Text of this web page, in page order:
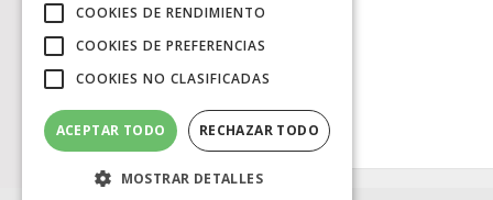
COOKIES DE RENDIMIENTO
COOKIES DE PREFERENCIAS
COOKIES NO CLASIFICADAS
ACEPTAR TODO RECHAZAR TODO
MOSTRAR DETALLES